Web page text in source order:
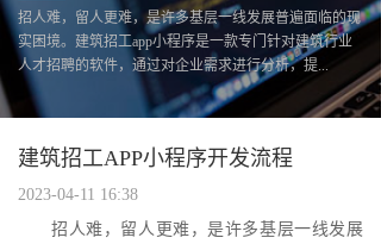
招人难，留人更难，是许多基层一线发展普遍面临的现
实困境。建筑招工app小程序是一款专门针对建筑行业
人才招聘的软件，通过对企业需求进行分析，提...
建筑招工APP小程序开发流程
2023-04-11 16:38
招人难，留人更难，是许多基层一线发展